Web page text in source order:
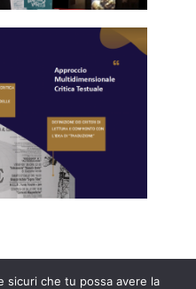
sicuri che tu possa avere la